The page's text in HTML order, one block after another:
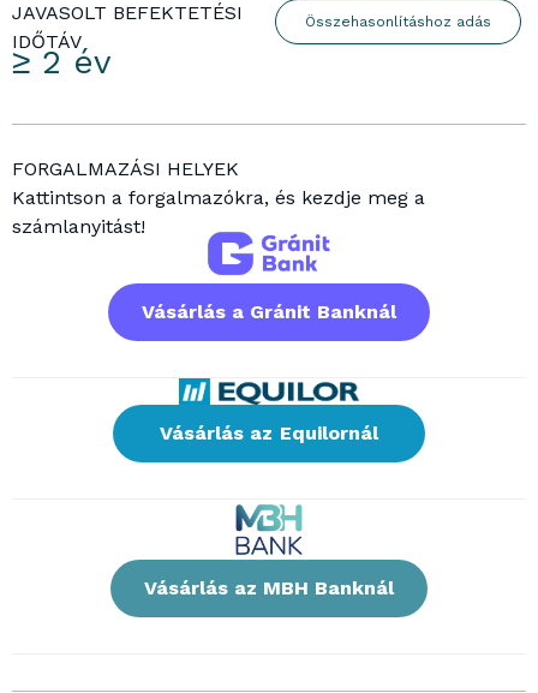
JAVASOLT BEFEKTETÉSI
IDŐTÁV
≥ 2 év
Összehasonlításhoz adás
FORGALMAZÁSI HELYEK
Kattintson a forgalmazókra, és kezdje meg a
számlanyitást!
Vásárlás a Gránit Banknál
Vásárlás az Equilornál
Vásárlás az MBH Banknál